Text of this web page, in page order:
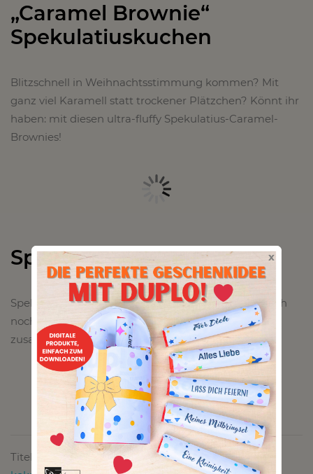
x
„Caramel Brownie“
Spekulatiuskuchen
Blitzschnell in Weihnachtsstimmung kommen? Mit
ganz viel Karamell statt trockener Plätzchen? Könnt ihr
haben: mit diesen ultra-fluffy Spekulatius-Caramel-
Brownies!
Spekulatius Aufstrich
Spekulatius. Als Brotaufstrich. Super cremig. Muss ich
noch mehr sagen oder sucht ihr schon die Zutaten
zusammen?
Titelbild von:
https://pixabay.com/de/photos/advent-